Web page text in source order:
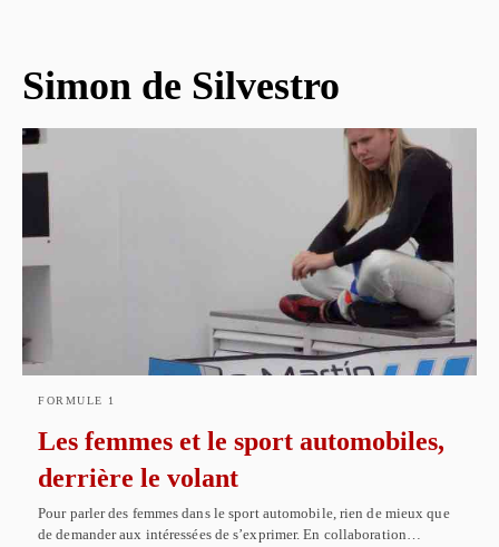
Simon de Silvestro
FORMULE 1
Les femmes et le sport automobiles,
derrière le volant
Pour parler des femmes dans le sport automobile, rien de mieux que
de demander aux intéressées de s’exprimer. En collaboration…